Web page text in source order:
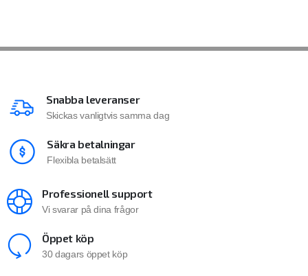
Snabba leveranser
Skickas vanligtvis samma dag
Säkra betalningar
Flexibla betalsätt
Professionell support
Vi svarar på dina frågor
Öppet köp
30 dagars öppet köp